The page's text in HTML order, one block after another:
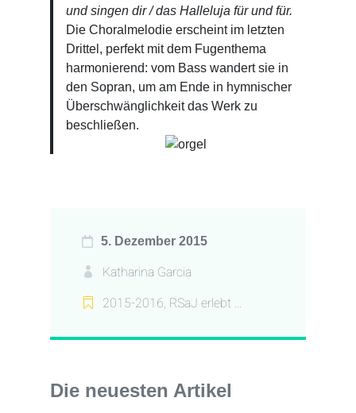
und singen dir / das Halleluja für und für.
Die Choralmelodie erscheint im letzten
Drittel, perfekt mit dem Fugenthema
harmonierend: vom Bass wandert sie in
den Sopran, um am Ende in hymnischer
Überschwänglichkeit das Werk zu
beschließen.
5. Dezember 2015
Katharina Garcia
2015-2016, RSaJ erlebt ...
Die neuesten Artikel